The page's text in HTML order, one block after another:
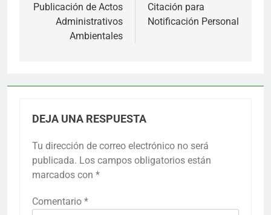
de
entradas
Publicación de Actos
Administrativos
Ambientales
Citación para
Notificación Personal
DEJA UNA RESPUESTA
Tu dirección de correo electrónico no será
publicada. Los campos obligatorios están
marcados con *
Comentario *